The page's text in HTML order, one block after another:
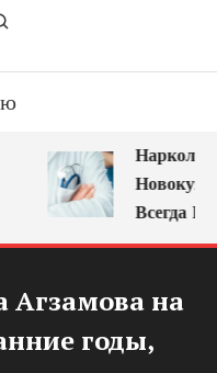
Нарколог
Всегда
Агзамова на
годы,